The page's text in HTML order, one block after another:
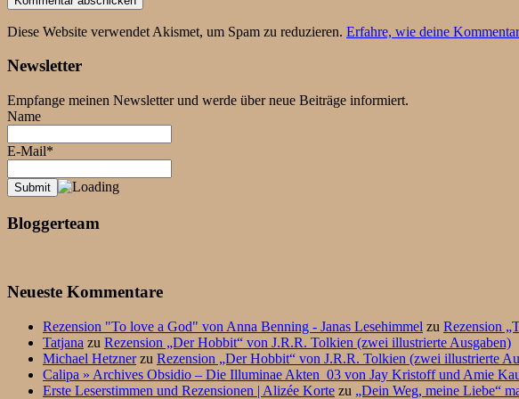
Diese Website verwendet Akismet, um Spam zu reduzieren. Erfahre, wie deine
Newsletter
Empfange meinen Newsletter und werde über neue Beiträge informiert.
Name
E-Mail*
Bloggerteam
Neueste Kommentare
Rezension "To love a God" von Anna Benning - Janas Lesehimmel zu Rezension
Tatjana zu Rezension „Der Hobbit“ von J.R.R. Tolkien (zwei illustrierte Ausgaben)
Michael Hetznerzu Rezension „Der Hobbit“ von J.R.R. Tolkien (zwei illustrierte
Calipa » Archives Obsidio – Die Illuminae Akten_03 von Jay Kristoff und Amie
Erste Leserstimmen und Rezensionen | Alizée Korte zu „Dein Weg, meine Liebe“